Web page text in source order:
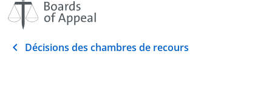
Décisions des chambres de recours